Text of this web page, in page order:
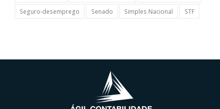
Seguro-desemprego
Senado Simples Nacional STF